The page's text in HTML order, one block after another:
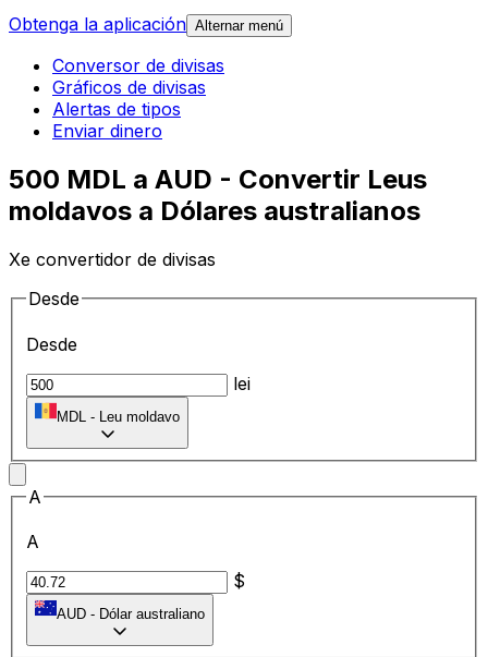
Obtenga la aplicación Alternar menú
Conversor de divisas
Gráficos de divisas
Alertas de tipos
Enviar dinero
500 MDL a AUD - Convertir Leus
moldavos a Dólares australianos
Xe convertidor de divisas
Desde
Desde
lei
MDL - Leu moldavo
A
A
$
AUD - Dólar australiano